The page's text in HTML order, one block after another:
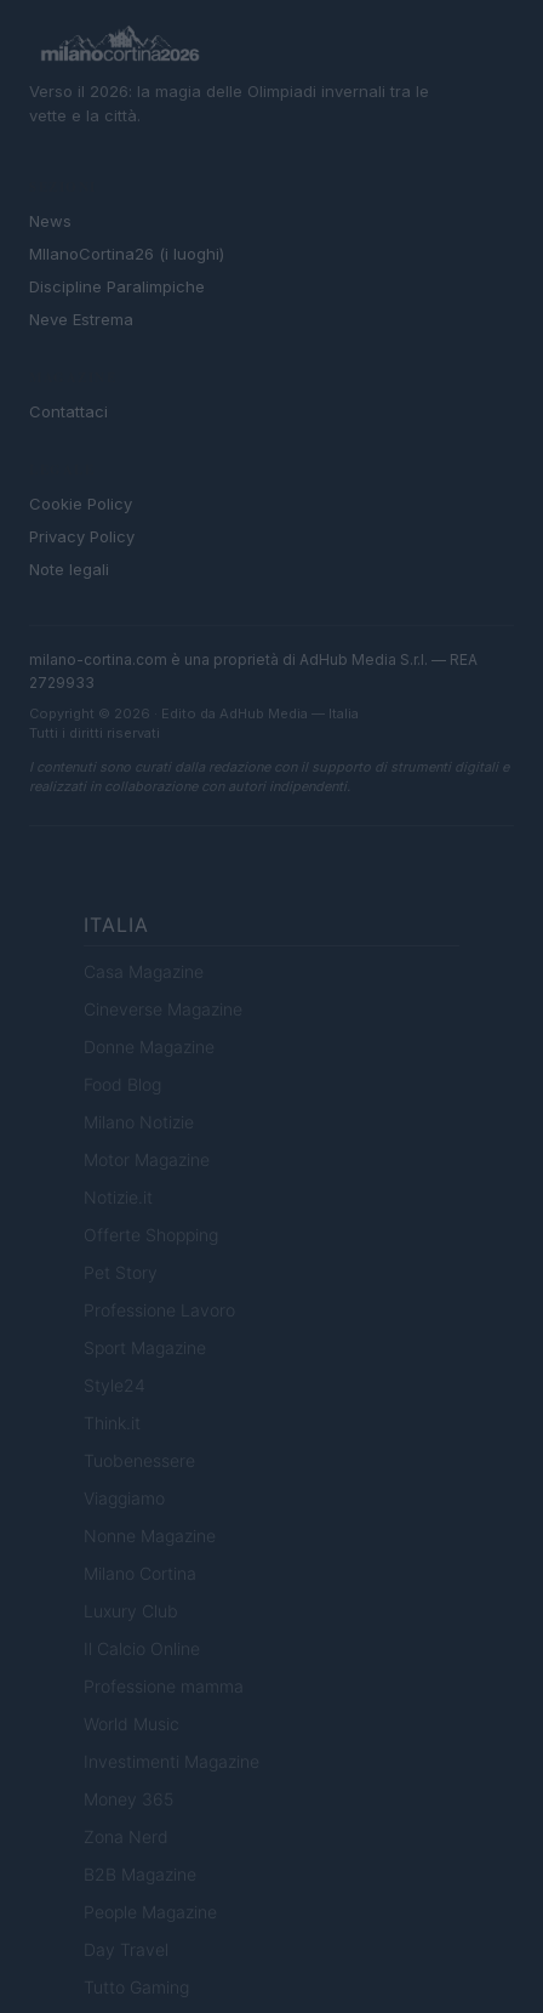
Verso il 2026: la magia delle Olimpiadi invernali tra le
vette e la città.
News
MIlanoCortina26 (i luoghi)
Discipline Paralimpiche
Neve Estrema
Contattaci
Cookie Policy
Privacy Policy
Note legali
milano-cortina.com è una proprietà di AdHub Media S.r.l. — REA
2729933
Copyright © 2026 · Edito da AdHub Media — Italia
Tutti i diritti riservati
I contenuti sono curati dalla redazione con il supporto di strumenti digitali e
realizzati in collaborazione con autori indipendenti.
ITALIA
Casa Magazine
Cineverse Magazine
Donne Magazine
Food Blog
Milano Notizie
Motor Magazine
Notizie.it
Offerte Shopping
Pet Story
Professione Lavoro
Sport Magazine
Style24
Think.it
Tuobenessere
Viaggiamo
Nonne Magazine
Milano Cortina
Luxury Club
Il Calcio Online
Professione mamma
World Music
Investimenti Magazine
Money 365
Zona Nerd
B2B Magazine
People Magazine
Day Travel
Tutto Gaming